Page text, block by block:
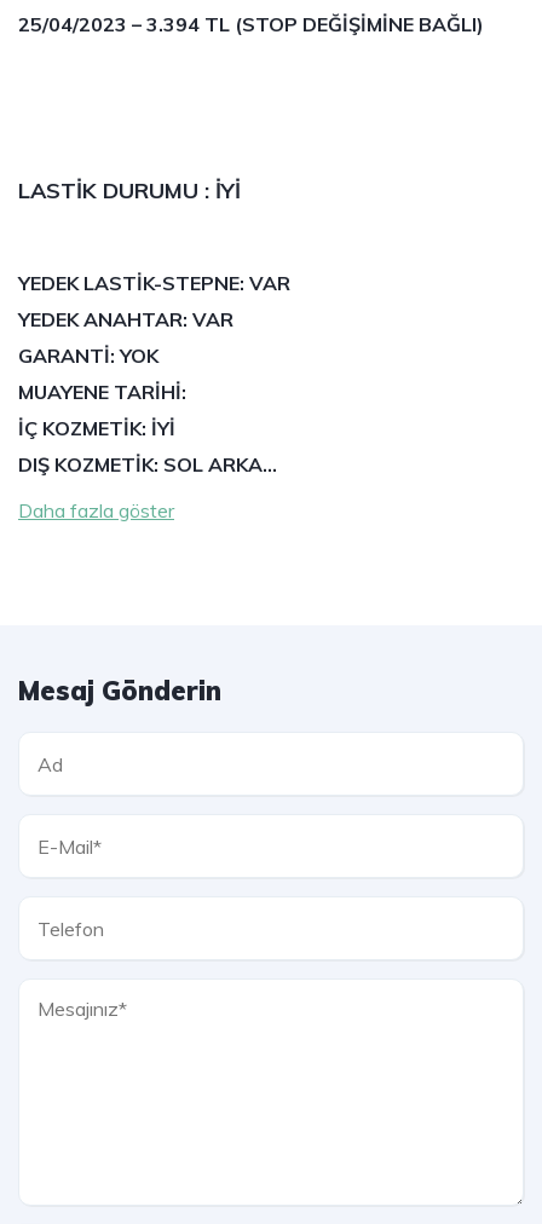
25/04/2023 – 3.394 TL (STOP DEĞİŞİMİNE BAĞLI)
LASTİK DURUMU : İYİ
YEDEK LASTİK-STEPNE: VAR
YEDEK ANAHTAR: VAR
GARANTİ: YOK
MUAYENE TARİHİ:
İÇ KOZMETİK: İYİ
DIŞ KOZMETİK: SOL ARKA…
Daha fazla göster
Mesaj Gönderin